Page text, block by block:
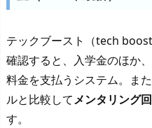
テックブースト（tech
確認すると、入学金のほか
料金を支払うシステム。ま
ルと比較してメンタリング
す。